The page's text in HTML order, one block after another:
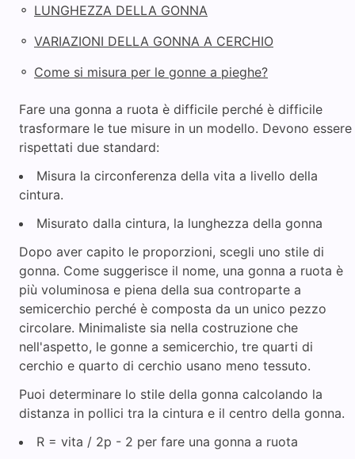
◦ LUNGHEZZA DELLA GONNA
◦ VARIAZIONI DELLA GONNA A CERCHIO
◦ Come si misura per le gonne a pieghe?
Fare una gonna a ruota è difficile perché è difficile
trasformare le tue misure in un modello. Devono essere
rispettati due standard:
Misura la circonferenza della vita a livello della
cintura.
Misurato dalla cintura, la lunghezza della gonna
Dopo aver capito le proporzioni, scegli uno stile di
gonna. Come suggerisce il nome, una gonna a ruota è
più voluminosa e piena della sua controparte a
semicerchio perché è composta da un unico pezzo
circolare. Minimaliste sia nella costruzione che
nell'aspetto, le gonne a semicerchio, tre quarti di
cerchio e quarto di cerchio usano meno tessuto.
Puoi determinare lo stile della gonna calcolando la
distanza in pollici tra la cintura e il centro della gonna.
R = vita / 2p - 2 per fare una gonna a ruota